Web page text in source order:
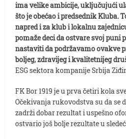
ima velike ambicije, uključujući
što je obećao i predsednik Kluba.
napred i za klub i lokalnu
pomaže deci da ostvare svoj puni
nastaviti da podržavamo ovakve
boljeg, zdravijeg i kvalitetnijeg
ESG sektora kompanije Srbija
FK Bor 1919 je u prva četiri kola
Očekivanja rukovodstva su da se
zadrži dobar rezultat i uspešno
ostvario još bolje rezultate u